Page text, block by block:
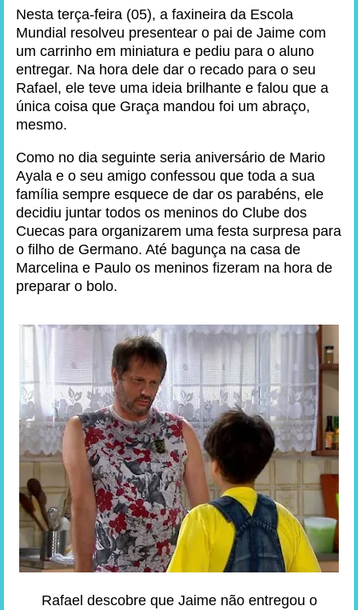
Nesta terça-feira (05), a faxineira da Escola
Mundial resolveu presentear o pai de Jaime com
um carrinho em miniatura e pediu para o aluno
entregar. Na hora dele dar o recado para o seu
Rafael, ele teve uma ideia brilhante e falou que a
única coisa que Graça mandou foi um abraço,
mesmo.
Como no dia seguinte seria aniversário de Mario
Ayala e o seu amigo confessou que toda a sua
família sempre esquece de dar os parabéns, ele
decidiu juntar todos os meninos do Clube dos
Cuecas para organizarem uma festa surpresa para
o filho de Germano. Até bagunça na casa de
Marcelina e Paulo os meninos fizeram na hora de
preparar o bolo.
Rafael descobre que Jaime não entregou o